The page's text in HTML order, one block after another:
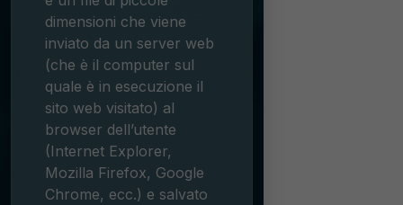
dimensioni che viene
inviato da un server web
(che è il computer sul
quale è in esecuzione il
sito web visitato) al
browser dell’utente
(Internet Explorer,
Mozilla Firefox, Google
Chrome, ecc.) e salvato